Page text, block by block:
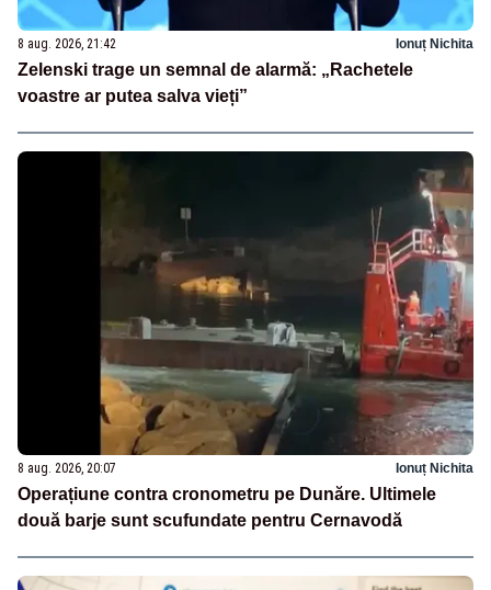
8 aug. 2026, 21:42 Ionuț Nichita
Zelenski trage un semnal de alarmă: „Rachetele
voastre ar putea salva vieți”
8 aug. 2026, 20:07 Ionuț Nichita
Operațiune contra cronometru pe Dunăre. Ultimele
două barje sunt scufundate pentru Cernavodă